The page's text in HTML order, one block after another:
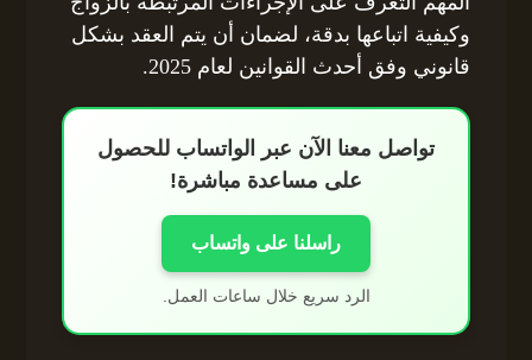
وكيفية اتباعها بدقة، لضمان أن يتم العقد بشكل
قانوني وفق أحدث القوانين لعام 2025.
تواصل معنا الآن عبر الواتساب للحصول
على مساعدة مباشرة!
راسلنا على واتساب
الرد سريع خلال ساعات العمل.